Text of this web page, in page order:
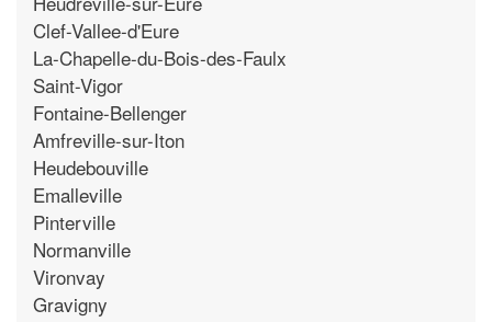
Clef-Vallee-d'Eure
La-Chapelle-du-Bois-des-Faulx
Saint-Vigor
Fontaine-Bellenger
Amfreville-sur-Iton
Heudebouville
Emalleville
Pinterville
Normanville
Vironvay
Gravigny